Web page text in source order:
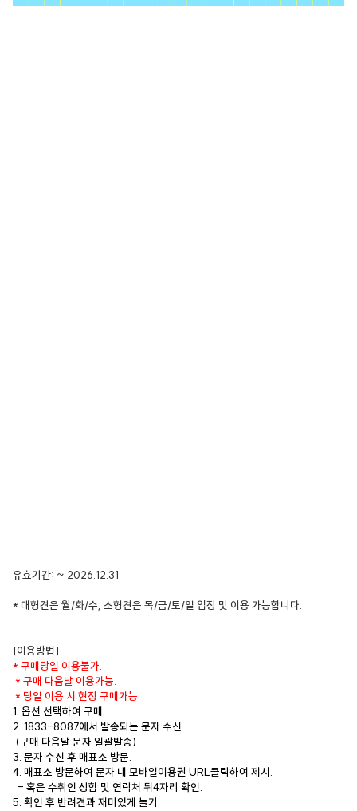
유효기간: ~ 2026.12.31
* 대형견은 월/화/수, 소형견은 목/금/토/일 입장 및 이용 가능합니다.
[이용방법]
* 구매당일 이용불가.
* 구매 다음날 이용가능.
* 당일 이용 시 현장 구매가능.
1. 옵션 선택하여 구매.
2. 1833-8087에서 발송되는 문자 수신
(구매 다음날 문자 일괄발송)
3. 문자 수신 후 매표소 방문.
4. 매표소 방문하여 문자 내 모바일이용권 URL클릭하여 제시.
- 혹은 수취인 성함 및 연락처 뒤4자리 확인.
5. 확인 후 반려견과 재미있게 놀기.